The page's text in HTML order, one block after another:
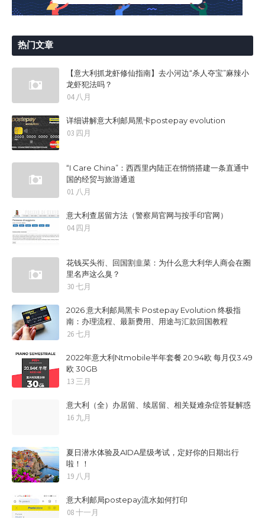
热门文章
【意大利抓龙虾修仙指南】去小河边“杀人夺宝”麻辣小
龙虾犯法吗？
04 八月
详细讲解意大利邮局黑卡postepay evolution
03 四月
“I Care China”：西西里内陆正在悄悄搭建一条直通中
国的经贸与旅游通道
01 八月
意大利查居留方法（警察局官网与按手印官网）
04 四月
花钱买头衔、回国割韭菜：为什么意大利华人商会在圈
里名声这么臭？
30 七月
2026 意大利邮局黑卡 Postepay Evolution 终极指
南：办理流程、最新费用、用途与汇款回国教程
26 七月
2022年意大利Ntmobile半年套餐 20.94欧 每月仅3.49
欧 30GB
13 三月
意大利（全）办居留、续居留、相关疑难杂症答疑解惑
16 九月
夏日潜水体验及AIDA星级考试，定好你的日期出行
啦！！
19 八月
意大利邮局postepay流水如何打印
08 十一月